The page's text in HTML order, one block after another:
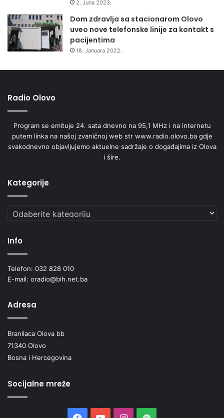
2. Juna 2023.
Dom zdravlja sa stacionarom Olovo
uveo nove telefonske linije za kontakt s
pacijentima
18. Januara 2022.
Radio Olovo
Program se emituje 24. sata dnevno na 95,1 MHz i na internetu
putem linka na našoj zvaničnoj web str www.radio.olovo.ba gdje
svakodnevno objavljujemo aktuelne sadržaje o događajima iz Olova
i šire.
Kategorije
Kategorije
Info
Telefon: 032 828 010
E-mail: oradio@bih.net.ba
Adresa
Branilaca Olova bb
71340 Olovo
Bosna i Hercegovina
Socijalne mreže